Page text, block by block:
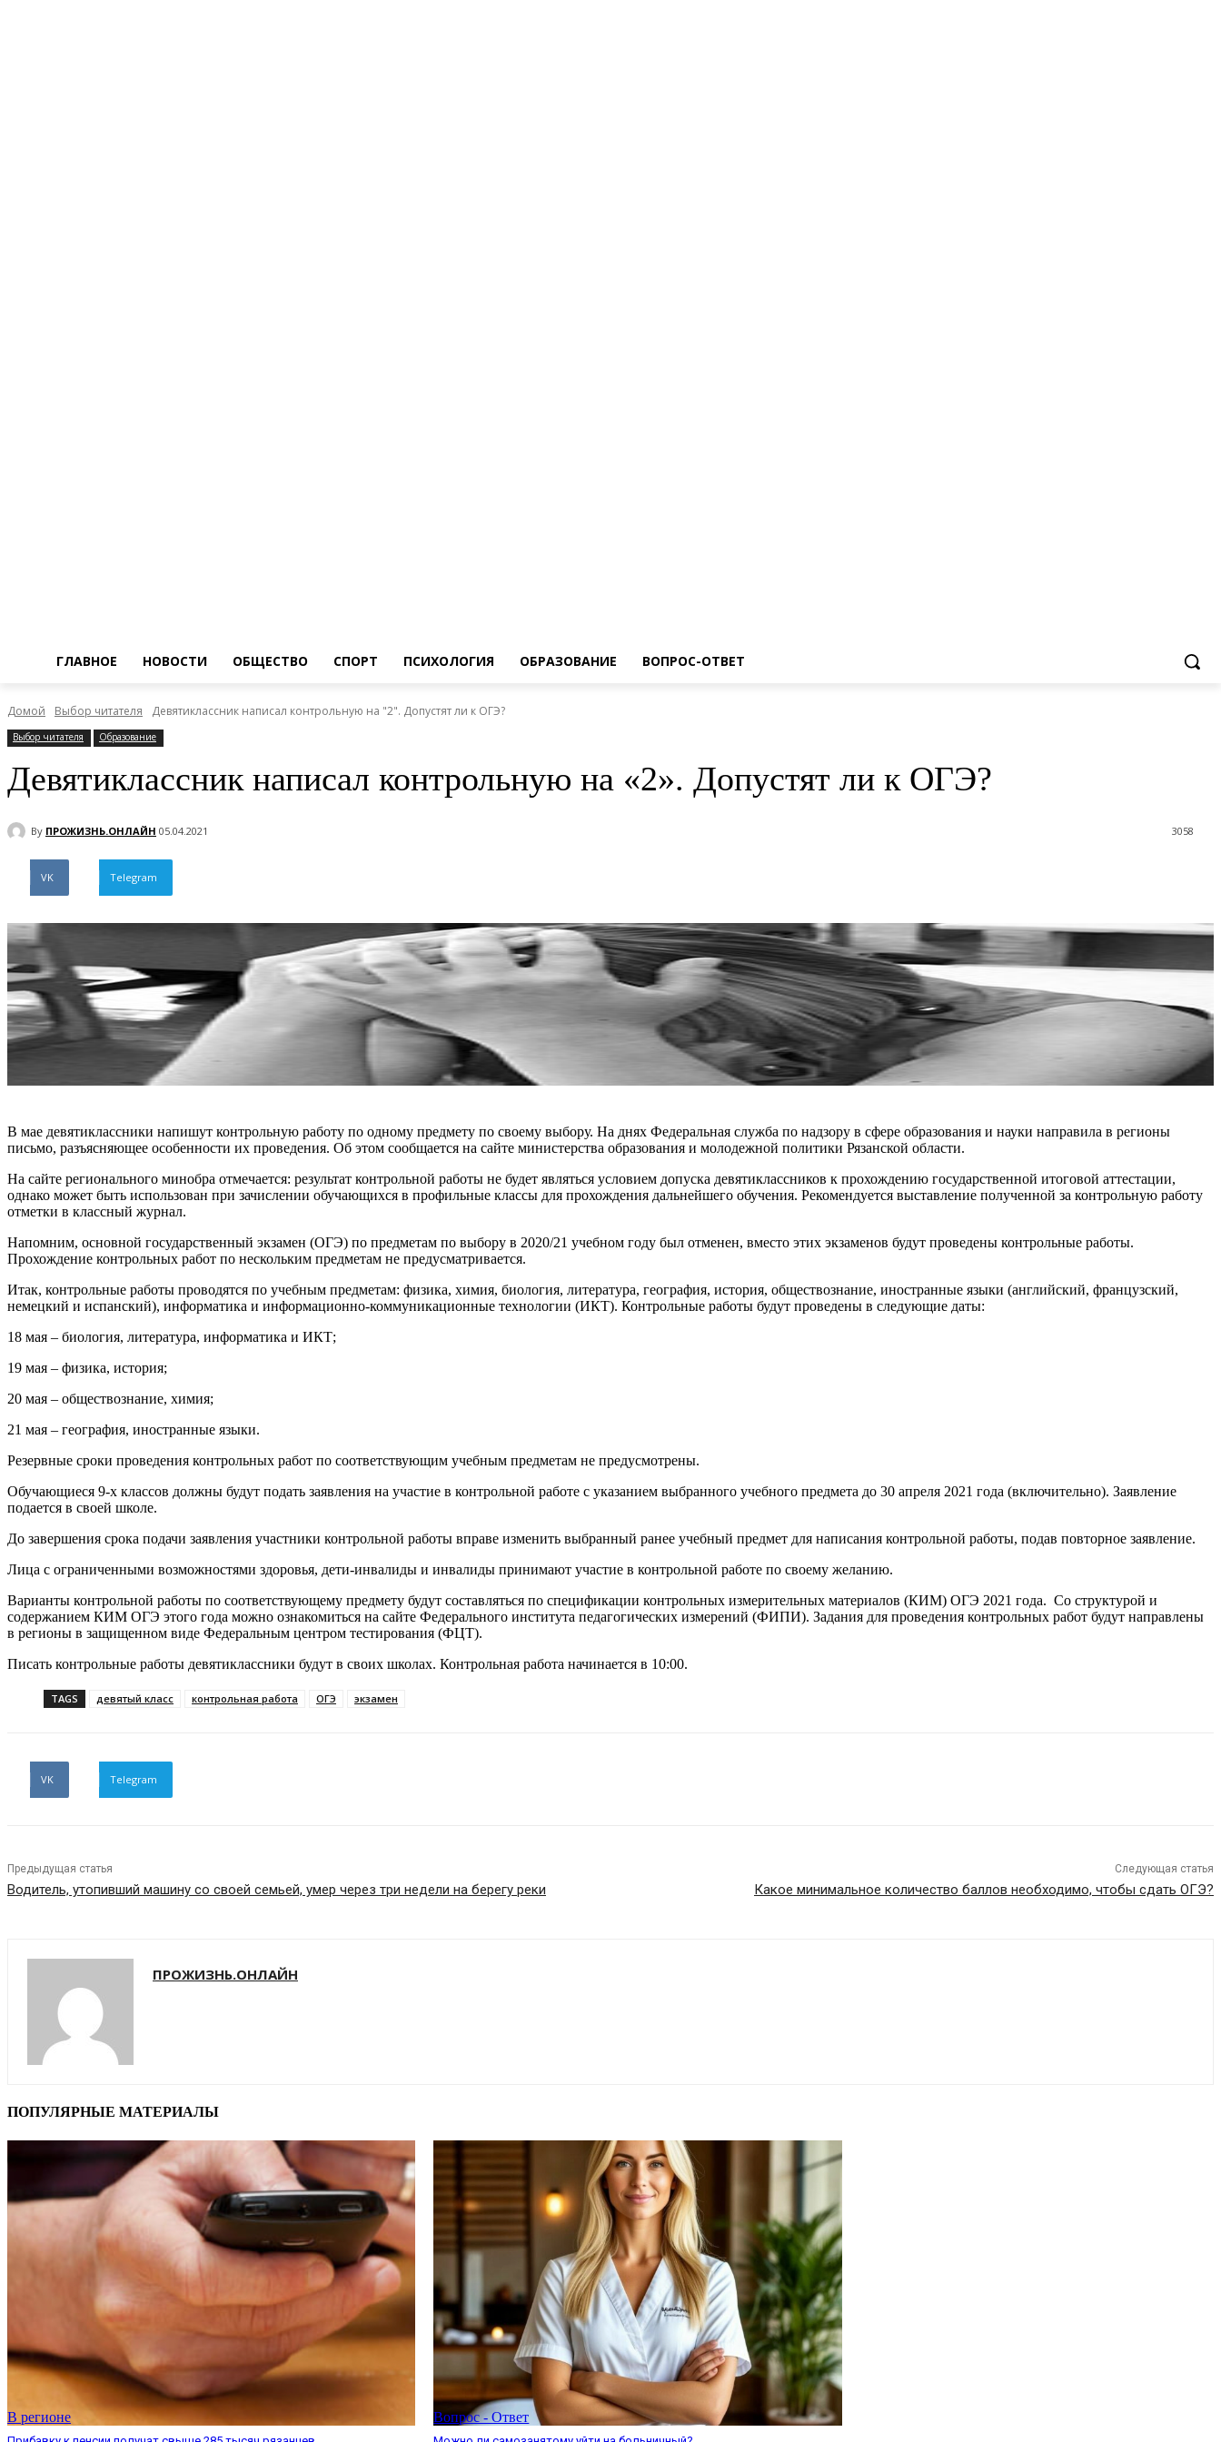
ГЛАВНОЕ НОВОСТИ ОБЩЕСТВО СПОРТ ПСИХОЛОГИЯ ОБРАЗОВАНИЕ ВОПРОС-ОТВЕТ
Домой Выбор читателя Девятиклассник написал контрольную на "2". Допустят ли к ОГЭ?
Выбор читателя Образование
Девятиклассник написал контрольную на «2». Допустят ли к ОГЭ?
By ПРОЖИЗНЬ.ОНЛАЙН 05.04.2021 3058
VK Telegram
В мае девятиклассники напишут контрольную работу по одному предмету по своему выбору. На днях Федеральная служба по надзору в сфере образования и науки направила в регионы
письмо, разъясняющее особенности их проведения. Об этом сообщается на сайте министерства образования и молодежной политики Рязанской области.
На сайте регионального минобра отмечается: результат контрольной работы не будет являться условием допуска девятиклассников к прохождению государственной итоговой аттестации,
однако может быть использован при зачислении обучающихся в профильные классы для прохождения дальнейшего обучения. Рекомендуется выставление полученной за контрольную работу
отметки в классный журнал.
Напомним, основной государственный экзамен (ОГЭ) по предметам по выбору в 2020/21 учебном году был отменен, вместо этих экзаменов будут проведены контрольные работы.
Прохождение контрольных работ по нескольким предметам не предусматривается.
Итак, контрольные работы проводятся по учебным предметам: физика, химия, биология, литература, география, история, обществознание, иностранные языки (английский, французский,
немецкий и испанский), информатика и информационно-коммуникационные технологии (ИКТ). Контрольные работы будут проведены в следующие даты:
18 мая – биология, литература, информатика и ИКТ;
19 мая – физика, история;
20 мая – обществознание, химия;
21 мая – география, иностранные языки.
Резервные сроки проведения контрольных работ по соответствующим учебным предметам не предусмотрены.
Обучающиеся 9-х классов должны будут подать заявления на участие в контрольной работе с указанием выбранного учебного предмета до 30 апреля 2021 года (включительно). Заявление
подается в своей школе.
До завершения срока подачи заявления участники контрольной работы вправе изменить выбранный ранее учебный предмет для написания контрольной работы, подав повторное заявление.
Лица с ограниченными возможностями здоровья, дети-инвалиды и инвалиды принимают участие в контрольной работе по своему желанию.
Варианты контрольной работы по соответствующему предмету будут составляться по спецификации контрольных измерительных материалов (КИМ) ОГЭ 2021 года. Со структурой и
содержанием КИМ ОГЭ этого года можно ознакомиться на сайте Федерального института педагогических измерений (ФИПИ). Задания для проведения контрольных работ будут направлены
в регионы в защищенном виде Федеральным центром тестирования (ФЦТ).
Писать контрольные работы девятиклассники будут в своих школах. Контрольная работа начинается в 10:00.
TAGS девятый класс контрольная работа ОГЭ экзамен
VK Telegram
Предыдущая статья
Водитель, утопивший машину со своей семьей, умер через три недели на берегу реки
Следующая статья
Какое минимальное количество баллов необходимо, чтобы сдать ОГЭ?
ПРОЖИЗНЬ.ОНЛАЙН
ПОПУЛЯРНЫЕ МАТЕРИАЛЫ
В регионе Вопрос - Ответ